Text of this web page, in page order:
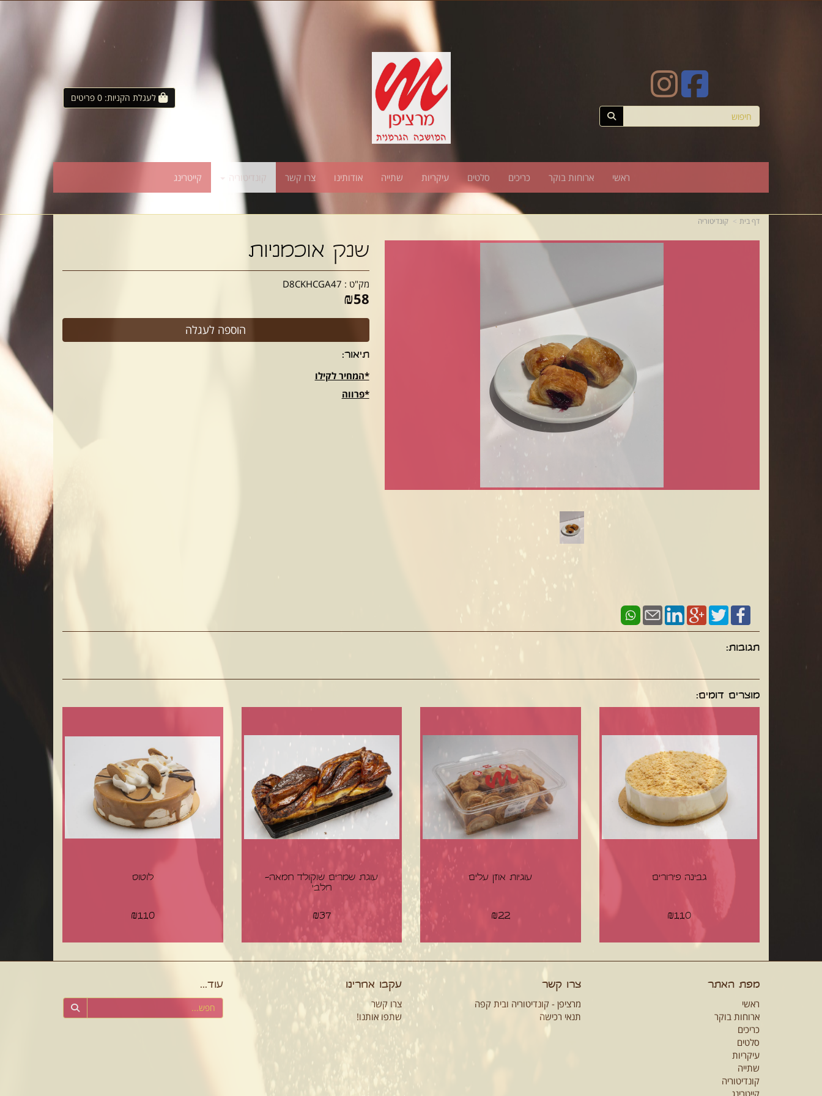
0
ראשי ארוחות בוקר כריכים סלטים עיקריות שתייה אודותינו צרו קשר קונדיטוריה קייטרינג
דף בית קונדיטוריה
שנק אוכמניות
מק"ט : D8CKHCGA47
₪58
תיאור:
*המחיר לקילו
​*פרווה
תגובות:
מוצרים דומים:
גבינה פירורים
₪110
עוגיות אוזן עלים
₪22
עוגת שמרים שוקולד חמאה-
חלבי
₪37
לוטוס
₪110
מפת האתר
ראשי
ארוחות בוקר
כריכים
סלטים
עיקריות
שתייה
קונדיטוריה
קייטרינג
צרו קשר
מרציפן - קונדיטוריה ובית קפה
תנאי רכישה
עקבו אחרינו
צרו קשר
שתפו אותנו!
עוד...